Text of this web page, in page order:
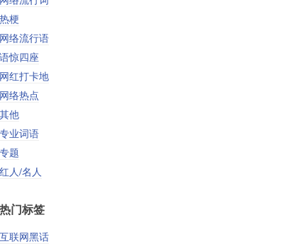
热梗
网络流行语
语惊四座
网红打卡地
网络热点
其他
专业词语
专题
红人/名人
热门标签
互联网黑话